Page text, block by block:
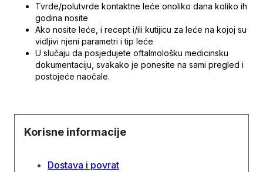
Tvrde/polutvrde kontaktne leće onoliko dana koliko ih
godina nosite
Ako nosite leće, i recept i/ili kutijicu za leće na kojoj su
vidljivi njeni parametri i tip leće
U slučaju da posjedujete oftalmološku medicinsku
dokumentaciju, svakako je ponesite na sami pregled i
postojeće naočale.
Korisne informacije
Dostava i povrat